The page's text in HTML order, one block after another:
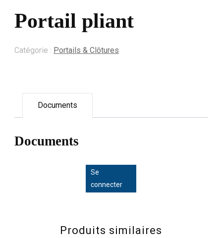
Portail pliant
Catégorie : Portails & Clôtures
Documents
Documents
Se
connecter
Produits similaires